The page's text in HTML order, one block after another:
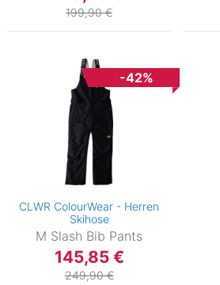
199,90 €
-42%
CLWR ColourWear - Herren
Skihose
M Slash Bib Pants
145,85 €
249,90 €